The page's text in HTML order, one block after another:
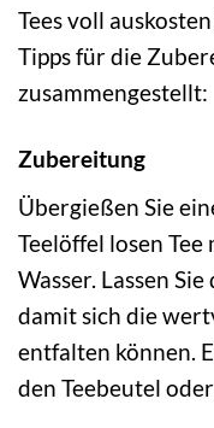
Tees voll
Tipps für die
zusammengestellt:
Zubereitung
Übergießen Sie
Teelöffel losen
Wasser. Lassen
damit sich die
entfalten können.
den Teebeutel